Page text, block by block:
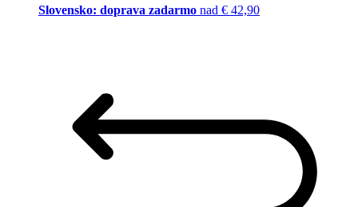
Slovensko: doprava zadarmo nad € 42,90